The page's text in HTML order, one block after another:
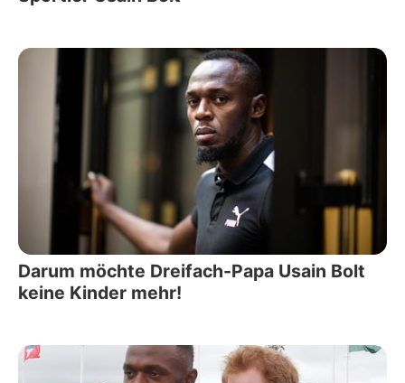
Darum möchte Dreifach-Papa Usain Bolt
keine Kinder mehr!